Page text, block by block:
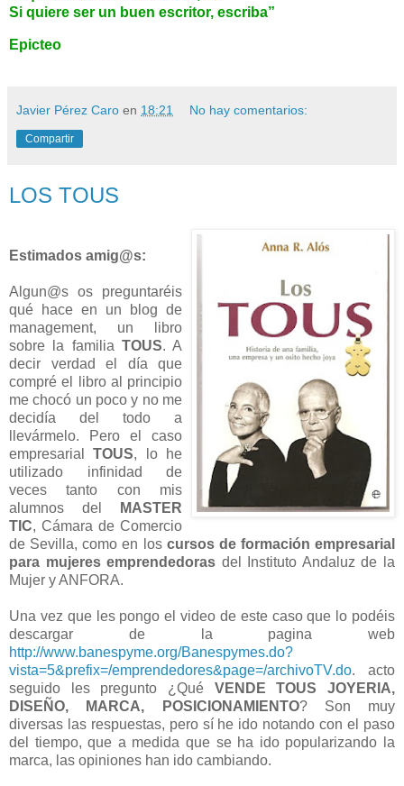
Si quiere ser un buen escritor, escriba”
Epicteo
Javier Pérez Caro en 18:21 No hay comentarios:
Compartir
LOS TOUS
Estimados amig@s:
Algun@s os preguntaréis
qué hace en un blog de
management, un libro
sobre la familia TOUS. A
decir verdad el día que
compré el libro al principio
me chocó un poco y no me
decidía del todo a
llevármelo. Pero el caso
empresarialTOUS, lo he
utilizado infinidad de
veces tanto con mis
alumnos del
MASTER
TIC, Cámara de Comercio
de Sevilla, como en los cursos de formación empresarial
para mujeres emprendedoras del Instituto Andaluz de la
Mujer y ANFORA.
Una vez que les pongo el video de este caso que lo podéis
descargar de la pagina web
http://www.banespyme.org/Banespymes.do?
vista=5&prefix=/emprendedores&page=/archivoTV.do. acto
seguido les pregunto ¿Qué VENDE
TOUS JOYERIA,
DISEÑO, MARCA, POSICIONAMIENTO? Son muy
diversas las respuestas, pero sí he ido notando con el paso
del tiempo, que a medida que se ha ido popularizando la
marca, las opiniones han ido cambiando.